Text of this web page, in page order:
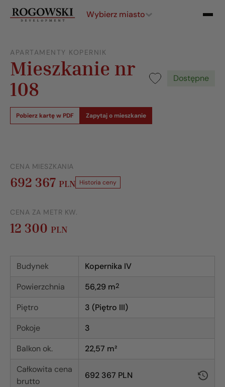
Wybierz miasto
APARTAMENTY KOPERNIK
Mieszkanie nr
108
Dostępne
Pobierz kartę w PDF Zapytaj o mieszkanie
CENA MIESZKANIA
692 367 PLN Historia ceny
CENA ZA METR KW.
12 300 PLN
Budynek
Kopernika IV
Powierzchnia
56,29 m2
Piętro
3 (Piętro III)
Pokoje
3
Balkon ok.
22,57 m²
Całkowita cena
brutto
692 367 PLN